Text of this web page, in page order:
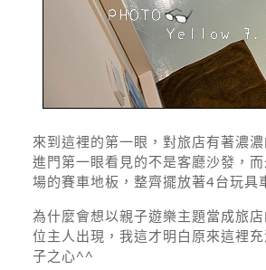
來到這裡的第一眼，對旅店有著濃
進門第一眼看見的不是客廳沙發，
場的賽車地板，整齊擺放著4台玩具
為什麼會想以親子遊樂主題當成旅
位主人出現，我這才明白原來這裡
子之心^^